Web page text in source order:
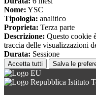
Nome: YSC
Tipologia: analitico
Proprieta: Terza parte
Descrizione: Questo cookie
traccia delle visualizzazioni
Durata: Sessione
Accetta tutti Salva le
Istituto